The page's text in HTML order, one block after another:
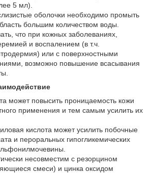
5 мл).
оболочки необходимо промыть
большим количеством воды.
что при кожных заболеваниях,
и воспалением (в т.ч.
или с поверхностными
возможно повышение всасывания
может повысить проницаемость кожи
применения и тем самым усилить их
кислота может усилить побочные
и пероральных гипогликемических
несовместим с резорцином
смеси) и цинка оксидом